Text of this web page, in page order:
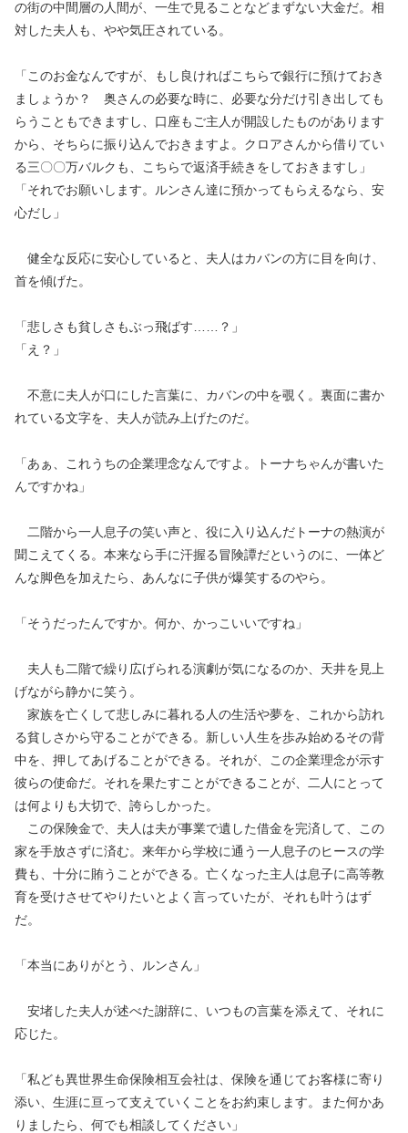
の街の中間層の人間が、一生で見ることなどまずない大金だ。相
対した夫人も、やや気圧されている。
「このお金なんですが、もし良ければこちらで銀行に預けておき
ましょうか？ 奥さんの必要な時に、必要な分だけ引き出しても
らうこともできますし、口座もご主人が開設したものがあります
から、そちらに振り込んでおきますよ。クロアさんから借りてい
る三〇〇万バルクも、こちらで返済手続きをしておきますし」
「それでお願いします。ルンさん達に預かってもらえるなら、安
心だし」
健全な反応に安心していると、夫人はカバンの方に目を向け、
首を傾げた。
「悲しさも貧しさもぶっ飛ばす……？」
「え？」
不意に夫人が口にした言葉に、カバンの中を覗く。裏面に書か
れている文字を、夫人が読み上げたのだ。
「あぁ、これうちの企業理念なんですよ。トーナちゃんが書いた
んですかね」
二階から一人息子の笑い声と、役に入り込んだトーナの熱演が
聞こえてくる。本来なら手に汗握る冒険譚だというのに、一体ど
んな脚色を加えたら、あんなに子供が爆笑するのやら。
「そうだったんですか。何か、かっこいいですね」
夫人も二階で繰り広げられる演劇が気になるのか、天井を見上
げながら静かに笑う。
家族を亡くして悲しみに暮れる人の生活や夢を、これから訪れ
る貧しさから守ることができる。新しい人生を歩み始めるその背
中を、押してあげることができる。それが、この企業理念が示す
彼らの使命だ。それを果たすことができることが、二人にとって
は何よりも大切で、誇らしかった。
この保険金で、夫人は夫が事業で遺した借金を完済して、この
家を手放さずに済む。来年から学校に通う一人息子のヒースの学
費も、十分に賄うことができる。亡くなった主人は息子に高等教
育を受けさせてやりたいとよく言っていたが、それも叶うはず
だ。
「本当にありがとう、ルンさん」
安堵した夫人が述べた謝辞に、いつもの言葉を添えて、それに
応じた。
「私ども異世界生命保険相互会社は、保険を通じてお客様に寄り
添い、生涯に亘って支えていくことをお約束します。また何かあ
りましたら、何でも相談してください」